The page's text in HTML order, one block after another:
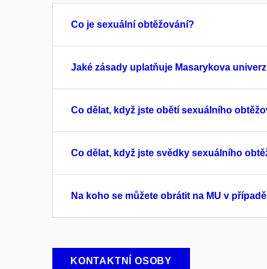
Co je sexuální obtěžování?
Jaké zásady uplatňuje Masarykova
Co dělat, když jste obětí sexuálního
Co dělat, když jste svědky sexuálního
Na koho se můžete obrátit na MU v
KONTAKTNÍ OSOBY